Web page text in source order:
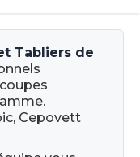
Tabliers de
Cepovett